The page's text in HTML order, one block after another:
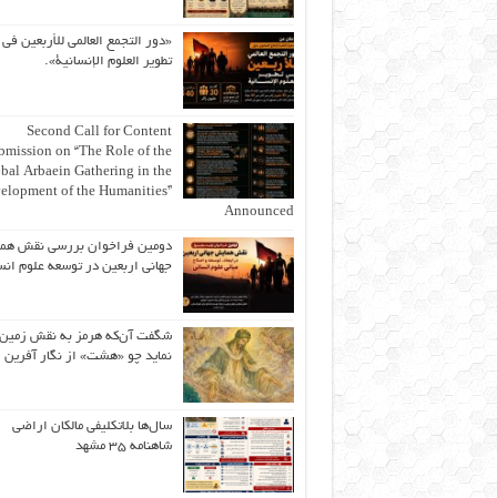
«دور التجمع العالمي للأربعين في
تطوير العلوم الإنسانية».
Second Call for Content
on “The Role of the
Arbaein Gathering in the
of the Humanities”
Announced
دومین فراخوان بررسی نقش
جهانی اربعین در توسعه علوم
شگفت آن‌که هرمز به نقش زمین
نماید چو «هشت» از نگار آفرین
سال‌ها بلاتکلیفی مالکان اراضی
شاهنامه ۳۵ مشهد